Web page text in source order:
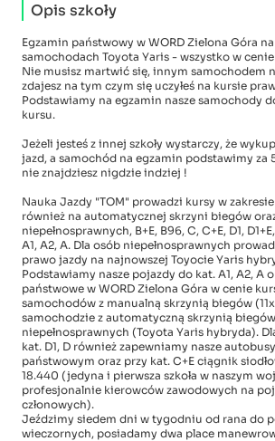
Opis szkoły
Egzamin państwowy w WORD Zielona Góra
samochodach Toyota Yaris - wszystko w
Nie musisz martwić się, innym samochodem
zdajesz na tym czym się uczyłeś na kursie
Podstawiamy na egzamin nasze samochody
kursu.
Jeżeli jesteś z innej szkoły wystarczy, że
jazd, a samochód na egzamin podstawimy za
nie znajdziesz nigdzie indziej !
Nauka Jazdy "TOM" prowadzi kursy w
również na automatycznej skrzyni biegów
niepełnosprawnych, B+E, B96, C, C+E, D1,
A1, A2, A. Dla osób niepełnosprawnych
prawo jazdy na najnowszej Toyocie Yaris
Podstawiamy nasze pojazdy do kat. A1, A2, A
państwowe w WORD Zielona Góra w cenie
samochodów z manualną skrzynią biegów
samochodzie z automatyczną skrzynią
niepełnosprawnych (Toyota Yaris hybryda).
kat. D1, D również zapewniamy nasze
państwowym oraz przy kat. C+E ciągnik
18.440 (jedyna i pierwsza szkoła w naszym
profesjonalnie kierowców zawodowych na
członowych).
Jeździmy siedem dni w tygodniu od rana do
wieczornych, posiadamy dwa place